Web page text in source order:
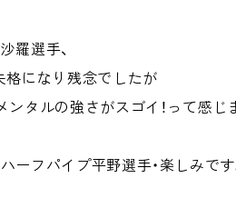
羅選手、
格になり残念でしたが
ンタルの強さがスゴイ！って感じ
ーフパイプ平野選手・楽しみです